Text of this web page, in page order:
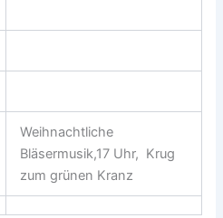
Weihnachtliche
Bläsermusik,17 Uhr, Krug
zum grünen Kranz